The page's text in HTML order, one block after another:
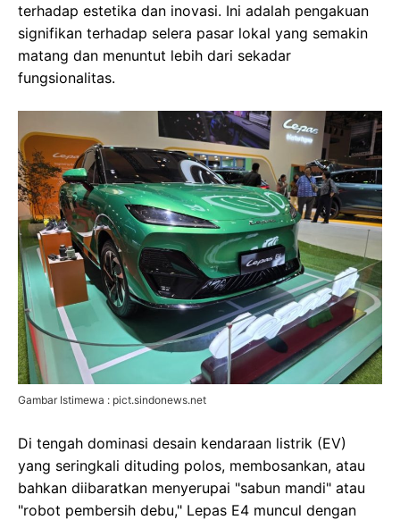
terhadap estetika dan inovasi. Ini adalah pengakuan
signifikan terhadap selera pasar lokal yang semakin
matang dan menuntut lebih dari sekadar
fungsionalitas.
Gambar Istimewa : pict.sindonews.net
Di tengah dominasi desain kendaraan listrik (EV)
yang seringkali dituding polos, membosankan, atau
bahkan diibaratkan menyerupai "sabun mandi" atau
"robot pembersih debu," Lepas E4 muncul dengan